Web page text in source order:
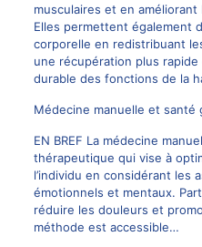
musculaires et en améliorant
Elles permettent également
corporelle en redistribuant
une récupération plus
durable des fonctions de la
Médecine manuelle et santé
EN BREF La médecine
thérapeutique qui vise à
l’individu en considérant les
émotionnels et mentaux.
réduire les douleurs et
méthode est accessible…